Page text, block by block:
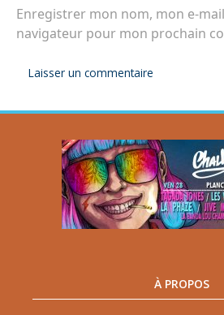
Enregistrer mon nom, mon e-
navigateur pour mon prochain
À PROPOS